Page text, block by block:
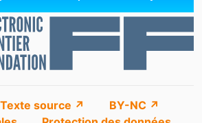
Texte source ↗
BY-NC ↗